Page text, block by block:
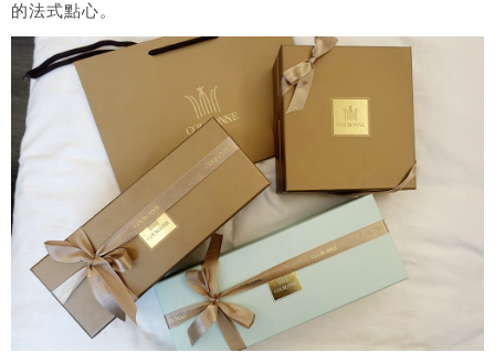
的法式點心。